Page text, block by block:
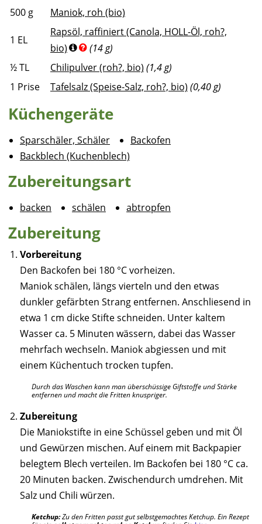
500 g Maniok, roh (bio)
1 EL
Rapsöl, raffiniert (Canola, HOLL-Öl, roh?,
bio)
(14 g)
½TL Chilipulver (roh?, bio) (1,4 g)
1 Prise Tafelsalz (Speise-Salz, roh?, bio) (0,40 g)
Küchengeräte
Sparschäler, Schäler
Backofen
Backblech (Kuchenblech)
Zubereitungsart
backen schälen abtropfen
Zubereitung
Vorbereitung
Den Backofen bei 180 °C vorheizen.
Maniok schälen, längs vierteln und den etwas
dunkler gefärbten Strang entfernen. Anschliesend in
etwa 1 cm dicke Stifte schneiden. Unter kaltem
Wasser ca. 5 Minuten wässern, dabei das Wasser
mehrfach wechseln. Maniok abgiessen und mit
einem Küchentuch trocken tupfen.
Durch das Waschen kann man überschüssige Giftstoffe und Stärke
entfernen und macht die Fritten knuspriger.
Zubereitung
Die Maniokstifte in eine Schüssel geben und mit Öl
und Gewürzen mischen. Auf einem mit Backpapier
belegtem Blech verteilen. Im Backofen bei 180 °C ca.
20 Minuten backen. Zwischendurch umdrehen. Mit
Salz und Chili würzen.
Ketchup:Zu den Fritten passt gut selbstgemachtes Ketchup. Ein Rezept